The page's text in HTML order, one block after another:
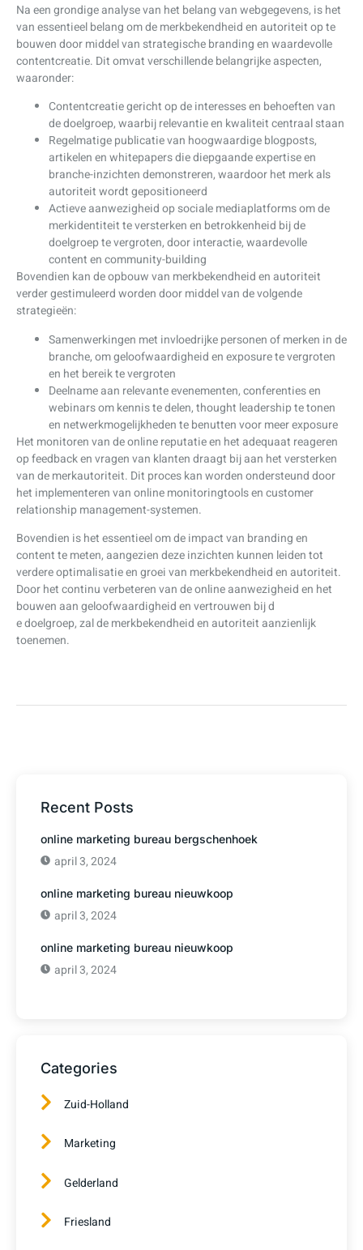
Na een grondige analyse van het belang van webgegevens, is het
van essentieel belang om de merkbekendheid en autoriteit op te
bouwen door middel van strategische branding en waardevolle
contentcreatie. Dit omvat verschillende belangrijke aspecten,
waaronder:
Contentcreatie gericht op de interesses en behoeften van
de doelgroep, waarbij relevantie en kwaliteit centraal staan
Regelmatige publicatie van hoogwaardige blogposts,
artikelen en whitepapers die diepgaande expertise en
branche-inzichten demonstreren, waardoor het merk als
autoriteit wordt gepositioneerd
Actieve aanwezigheid op sociale mediaplatforms om de
merkidentiteit te versterken en betrokkenheid bij de
doelgroep te vergroten, door interactie, waardevolle
content en community-building
Bovendien kan de opbouw van merkbekendheid en autoriteit
verder gestimuleerd worden door middel van de volgende
strategieën:
Samenwerkingen met invloedrijke personen of merken in de
branche, om geloofwaardigheid en exposure te vergroten
en het bereik te vergroten
Deelname aan relevante evenementen, conferenties en
webinars om kennis te delen, thought leadership te tonen
en netwerkmogelijkheden te benutten voor meer exposure
Het monitoren van de online reputatie en het adequaat reageren
op feedback en vragen van klanten draagt bij aan het versterken
van de merkautoriteit. Dit proces kan worden ondersteund door
het implementeren van online monitoringtools en customer
relationship management-systemen.
Bovendien is het essentieel om de impact van branding en
content te meten, aangezien deze inzichten kunnen leiden tot
verdere optimalisatie en groei van merkbekendheid en autoriteit.
Door het continu verbeteren van de online aanwezigheid en het
bouwen aan geloofwaardigheid en vertrouwen bij d
e doelgroep, zal de merkbekendheid en autoriteit aanzienlijk
toenemen.
Recent Posts
online marketing bureau bergschenhoek
april 3, 2024
online marketing bureau nieuwkoop
april 3, 2024
online marketing bureau nieuwkoop
april 3, 2024
Categories
Zuid-Holland
Marketing
Gelderland
Friesland